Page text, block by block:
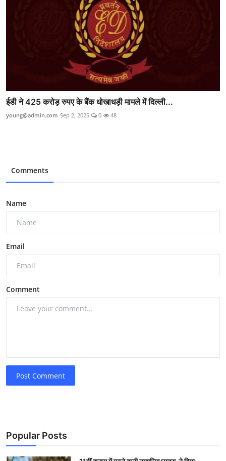
ईडी ने 425 करोड़ रुपए के बैंक धोखाधड़ी मामले में दिल्ली...
young@admin.com Sep 2, 2025 0 48
Comments
Name
Email
Comment
Post Comment
Popular Posts